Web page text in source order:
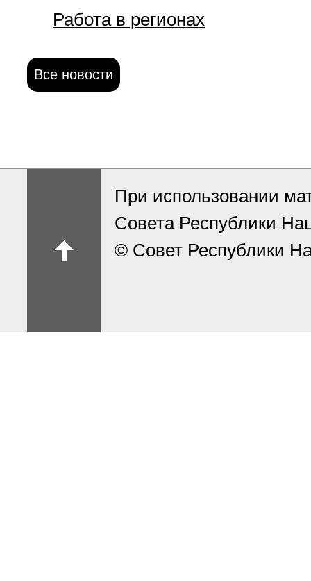
Работа в регионах
Все новости
При использовании
Совета Республики
© Совет Республики